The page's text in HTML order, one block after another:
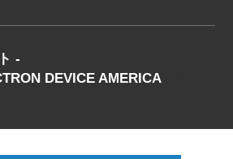
-
DEVICE AMERICA